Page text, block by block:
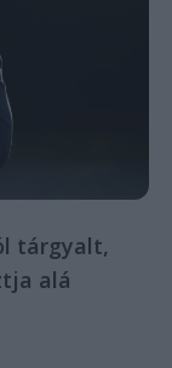
tárgyalt,
alá